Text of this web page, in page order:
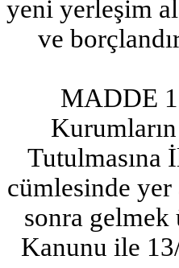
yeni yerleşim
ve
MADDE
Tutulmasına
cümlesinde
sonra gelmek
Kanunu ile